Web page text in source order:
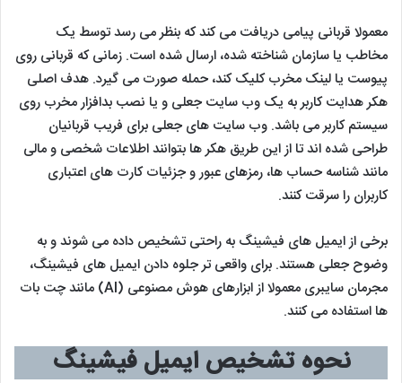
معمولا قربانی پیامی دریافت می کند که بنظر می رسد توسط یک
مخاطب یا سازمان شناخته شده، ارسال شده است. زمانی که قربانی روی
پیوست یا لینک مخرب کلیک کند، حمله صورت می گیرد. هدف اصلی
هکر هدایت کاربر به یک وب سایت جعلی و یا نصب بدافزار مخرب روی
سیستم کاربر می باشد. وب سایت های جعلی برای فریب قربانیان
طراحی شده اند تا از این طریق هکر ها بتوانند اطلاعات شخصی و مالی
مانند شناسه حساب ها، رمزهای عبور و جزئیات کارت های اعتباری
کاربران را سرقت کنند.
برخی از ایمیل های فیشینگ به راحتی تشخیص داده می شوند و به
وضوح جعلی هستند. برای واقعی تر جلوه دادن ایمیل های فیشینگ،
مجرمان سایبری معمولا از ابزارهای هوش مصنوعی (AI) مانند چت ‌بات
‌ها استفاده می کنند.
نحوه تشخیص ایمیل فیشینگ